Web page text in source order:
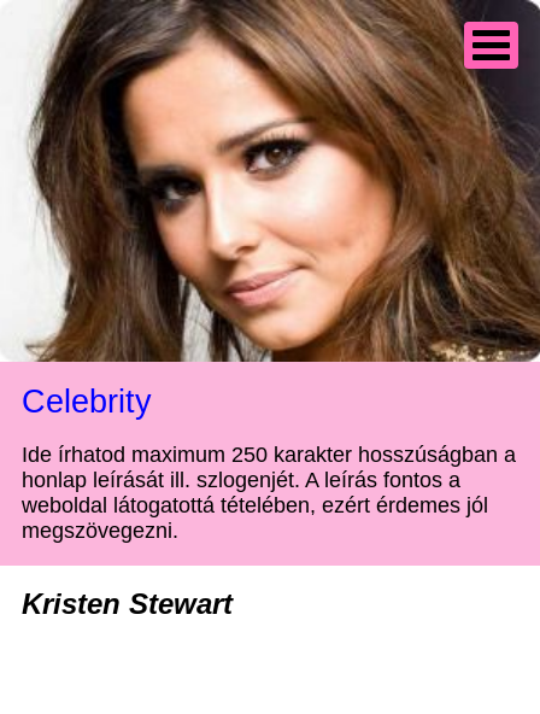
Celebrity
Ide írhatod maximum 250 karakter hosszúságban a
honlap leírását ill. szlogenjét. A leírás fontos a
weboldal látogatottá tételében, ezért érdemes jól
megszövegezni.
Kristen Stewart